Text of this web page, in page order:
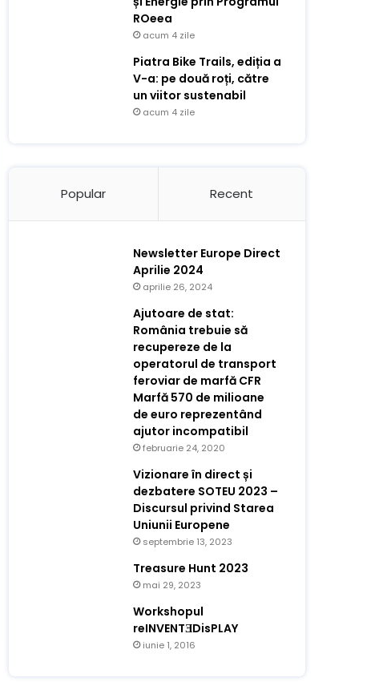
ROeea
acum 4 zile
Piatra Bike Trails, ediția a
V-a: pe două roți, către
un viitor sustenabil
acum 4 zile
Popular Recent
Newsletter Europe Direct
Aprilie 2024
aprilie 26, 2024
Ajutoare de stat:
România trebuie să
recupereze de la
operatorul de transport
feroviar de marfă CFR
Marfă 570 de milioane
de euro reprezentând
ajutor incompatibil
februarie 24, 2020
Vizionare în direct și
dezbatere SOTEU 2023 –
Discursul privind Starea
Uniunii Europene
septembrie 13, 2023
Treasure Hunt 2023
mai 29, 2023
Workshopul
reINVENTƎDisPLAY
iunie 1, 2016